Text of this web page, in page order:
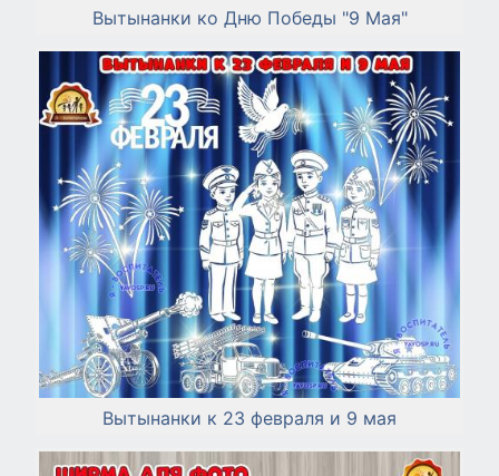
Вытынанки ко Дню Победы "9 Мая"
Вытынанки к 23 февраля и 9 мая